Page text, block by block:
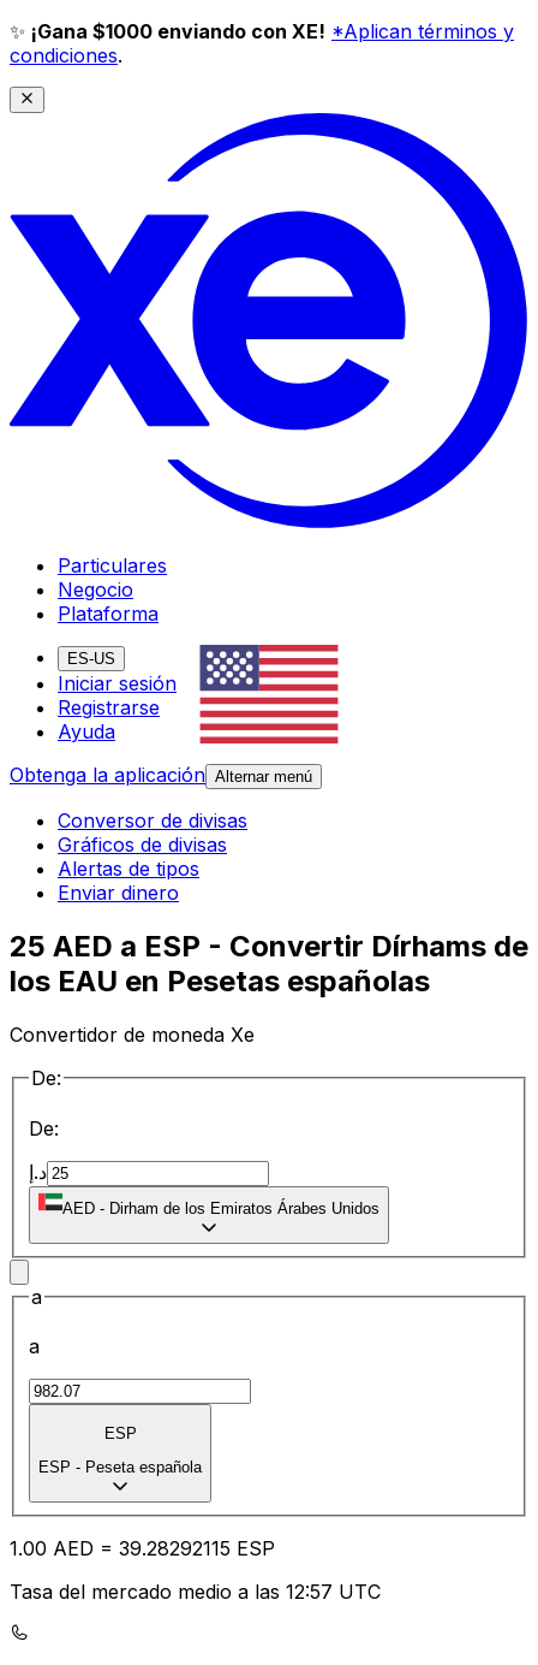
✨ ¡Gana $1000 enviando con XE! *Aplican términos y
condiciones.
Particulares
Negocio
Plataforma
ES-US
Iniciar sesión
Registrarse
Ayuda
Obtenga la aplicación Alternar menú
Conversor de divisas
Gráficos de divisas
Alertas de tipos
Enviar dinero
25 AED a ESP - Convertir Dírhams de
los EAU en Pesetas españolas
Convertidor de moneda Xe
De:
De:
د.إ
AED - Dirham de los Emiratos Árabes Unidos
a
a
ESP
ESP - Peseta española
1.00 AED = 39.28292115 ESP
Tasa del mercado medio a las 12:57 UTC